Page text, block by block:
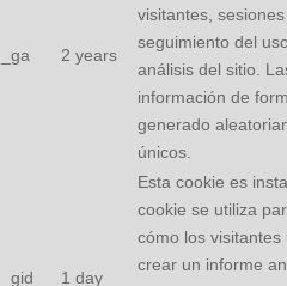
_ga 2 years
visitantes,
seguimiento del
análisis del sitio.
información de
generado
únicos.
_gid 1 day
Esta cookie es
cookie se utiliza
cómo los
crear un informe